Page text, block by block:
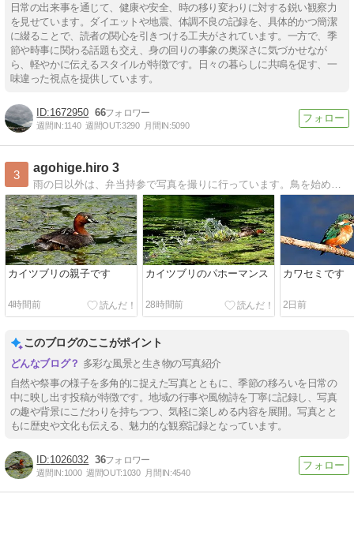
日常の出来事を通じて、健康や安全、時の移り変わりに対する鋭い観察力
を見せています。ダイエットや地震、体調不良の記録を、具体的かつ簡潔
に綴ることで、読者の関心を引きつける工夫がされています。一方で、季
節や時事に関わる話題も交え、身の回りの事象の奥深さに気づかせなが
ら、軽やかに伝えるスタイルが特徴です。日々の暮らしに共鳴を促す、一
味違った視点を提供しています。
1672950 66
週間IN:1140 週間OUT:3290 月間IN:5090
3
agohige.hiro 3
カイツブリの親子です
4時間前
カイツブリのパホーマンス
28時間前
カワセミです
2日前
このブログのここがポイント
多彩な風景と生き物の写真紹介
自然や祭事の様子を多角的に捉えた写真とともに、季節の移ろいを日常の
中に映し出す投稿が特徴です。地域の行事や風物詩を丁寧に記録し、写真
の趣や背景にこだわりを持ちつつ、気軽に楽しめる内容を展開。写真とと
もに歴史や文化も伝える、魅力的な観察記録となっています。
1026032 36
週間IN:1000 週間OUT:1030 月間IN:4540